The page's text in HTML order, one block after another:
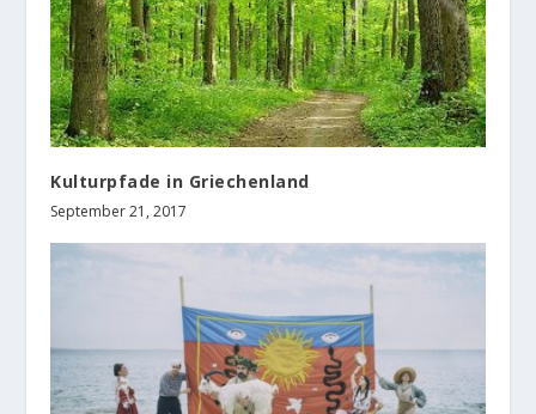
Kulturpfade in Griechenland
September 21, 2017